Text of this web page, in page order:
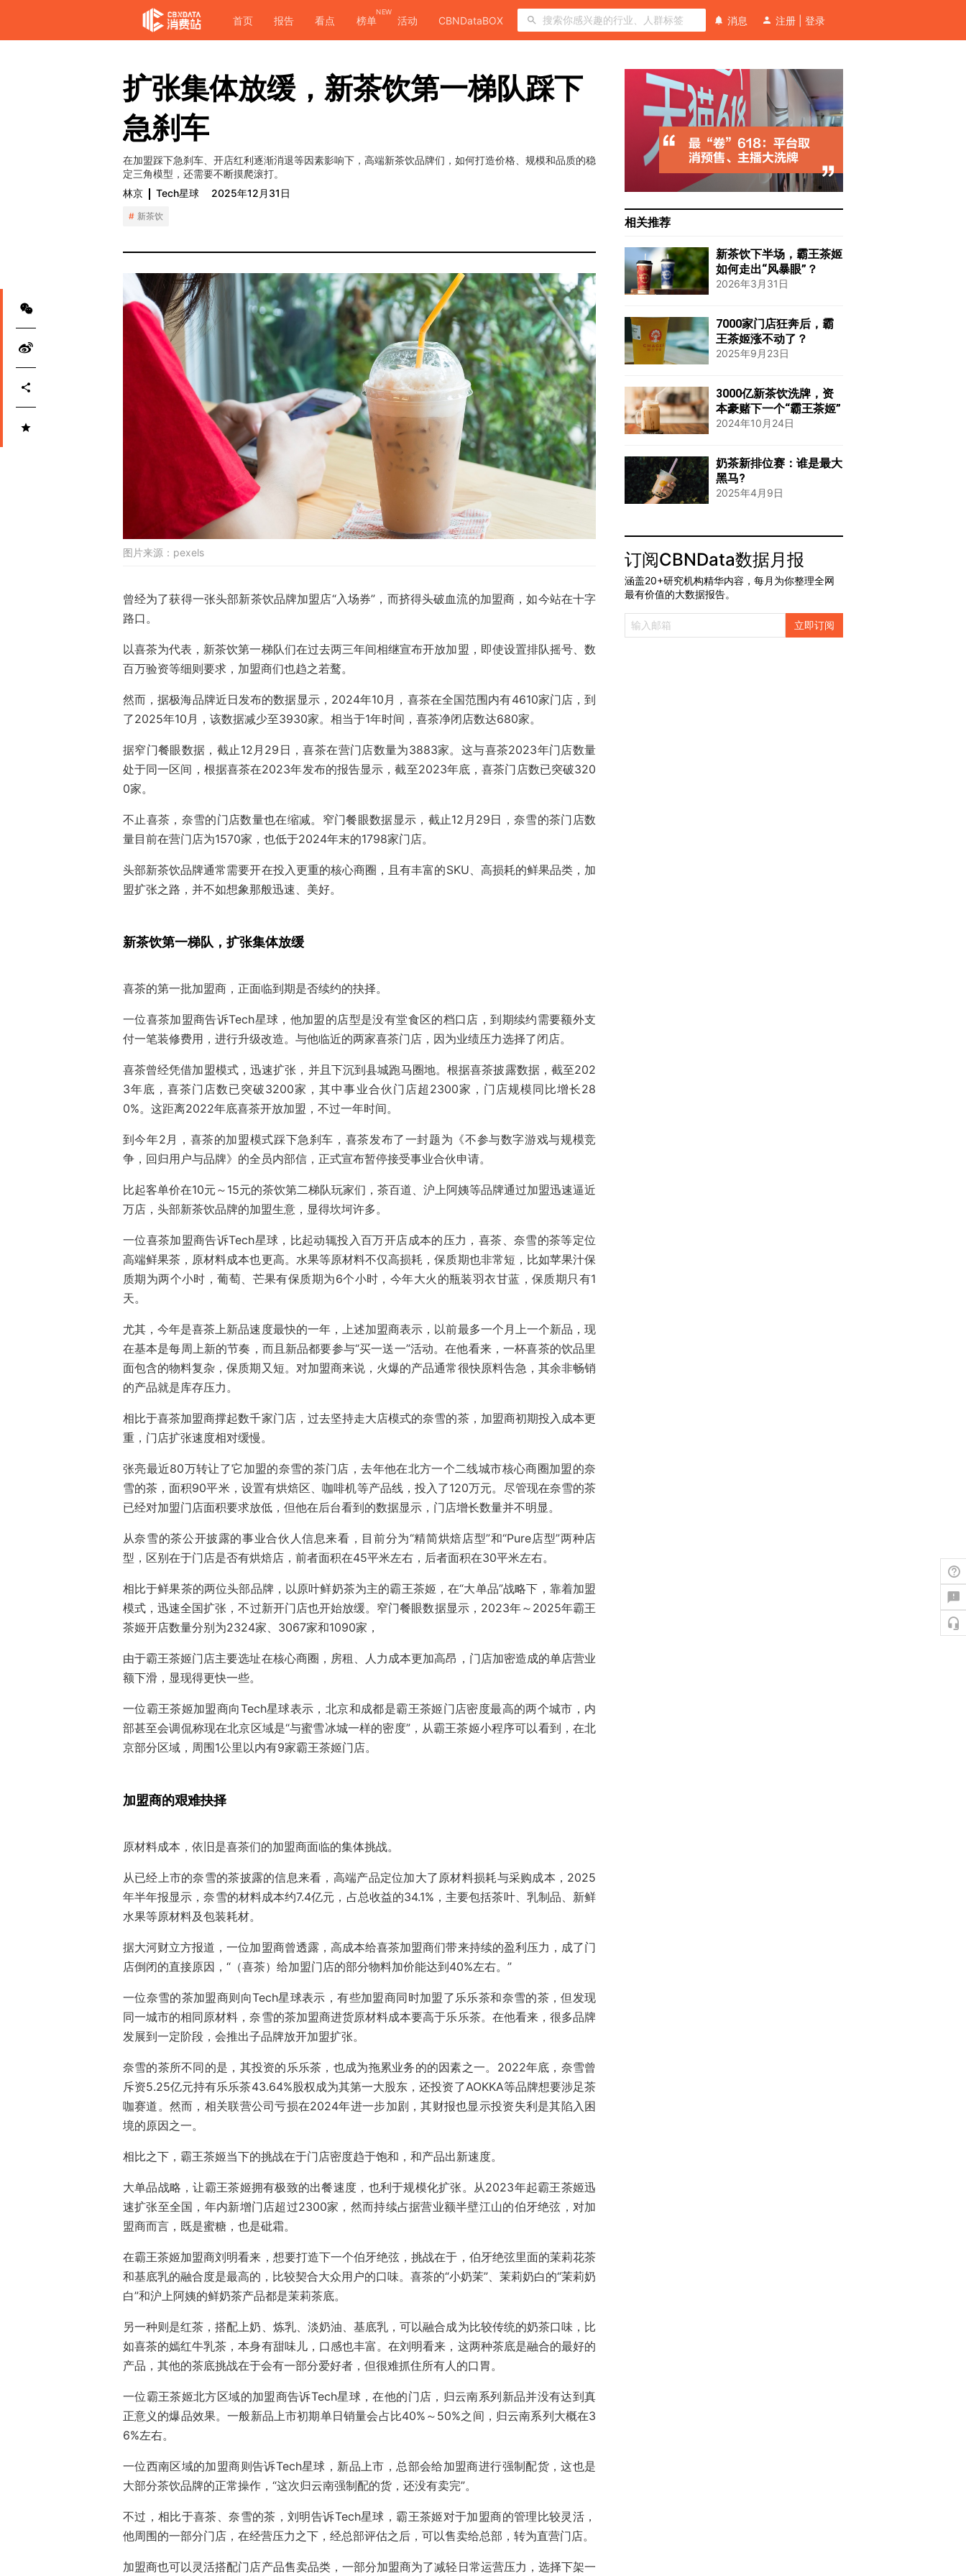
首页 报告 看点 榜单
NEW
活动 CBNDataBOX 消息 注册 登录
扩张集体放缓，新茶饮第一梯队踩下
急刹车
在加盟踩下急刹车、开店红利逐渐消退等因素影响下，高端新茶饮品牌们，如何打造价格、规模和品质的稳
定三角模型，还需要不断摸爬滚打。
林京
Tech星球 2025年12月31日
新茶饮
图片来源： pexels
曾经为了获得一张头部新茶饮品牌加盟店“入场券”，而挤得头破血流的加盟商，如今站在十字
路口。
以喜茶为代表，新茶饮第一梯队们在过去两三年间相继宣布开放加盟，即使设置排队摇号、数
百万验资等细则要求，加盟商们也趋之若鹜。
然而，据极海品牌近日发布的数据显示，2024年10月，喜茶在全国范围内有4610家门店，到
了2025年10月，该数据减少至3930家。相当于1年时间，喜茶净闭店数达680家。
据窄门餐眼数据，截止12月29日，喜茶在营门店数量为3883家。这与喜茶2023年门店数量
处于同一区间，根据喜茶在2023年发布的报告显示，截至2023年底，喜茶门店数已突破320
0家。
不止喜茶，奈雪的门店数量也在缩减。窄门餐眼数据显示，截止12月29日，奈雪的茶门店数
量目前在营门店为1570家，也低于2024年末的1798家门店。
头部新茶饮品牌通常需要开在投入更重的核心商圈，且有丰富的SKU、高损耗的鲜果品类，加
盟扩张之路，并不如想象那般迅速、美好。
新茶饮第一梯队，扩张集体放缓
喜茶的第一批加盟商，正面临到期是否续约的抉择。
一位喜茶加盟商告诉Tech星球，他加盟的店型是没有堂食区的档口店，到期续约需要额外支
付一笔装修费用，进行升级改造。与他临近的两家喜茶门店，因为业绩压力选择了闭店。
喜茶曾经凭借加盟模式，迅速扩张，并且下沉到县城跑马圈地。根据喜茶披露数据，截至202
3年底，喜茶门店数已突破3200家，其中事业合伙门店超2300家，门店规模同比增长28
0%。这距离2022年底喜茶开放加盟，不过一年时间。
到今年2月，喜茶的加盟模式踩下急刹车，喜茶发布了一封题为《不参与数字游戏与规模竞
争，回归用户与品牌》的全员内部信，正式宣布暂停接受事业合伙申请。
比起客单价在10元～15元的茶饮第二梯队玩家们，茶百道、沪上阿姨等品牌通过加盟迅速逼近
万店，头部新茶饮品牌的加盟生意，显得坎坷许多。
一位喜茶加盟商告诉Tech星球，比起动辄投入百万开店成本的压力，喜茶、奈雪的茶等定位
高端鲜果茶，原材料成本也更高。水果等原材料不仅高损耗，保质期也非常短，比如苹果汁保
质期为两个小时，葡萄、芒果有保质期为6个小时，今年大火的瓶装羽衣甘蓝，保质期只有1
天。
尤其，今年是喜茶上新品速度最快的一年，上述加盟商表示，以前最多一个月上一个新品，现
在基本是每周上新的节奏，而且新品都要参与“买一送一”活动。在他看来，一杯喜茶的饮品里
面包含的物料复杂，保质期又短。对加盟商来说，火爆的产品通常很快原料告急，其余非畅销
的产品就是库存压力。
相比于喜茶加盟商撑起数千家门店，过去坚持走大店模式的奈雪的茶，加盟商初期投入成本更
重，门店扩张速度相对缓慢。
张亮最近80万转让了它加盟的奈雪的茶门店，去年他在北方一个二线城市核心商圈加盟的奈
雪的茶，面积90平米，设置有烘焙区、咖啡机等产品线，投入了120万元。尽管现在奈雪的茶
已经对加盟门店面积要求放低，但他在后台看到的数据显示，门店增长数量并不明显。
从奈雪的茶公开披露的事业合伙人信息来看，目前分为“精简烘焙店型”和“Pure店型”两种店
型，区别在于门店是否有烘焙店，前者面积在45平米左右，后者面积在30平米左右。
相比于鲜果茶的两位头部品牌，以原叶鲜奶茶为主的霸王茶姬，在“大单品”战略下，靠着加盟
模式，迅速全国扩张，不过新开门店也开始放缓。窄门餐眼数据显示，2023年～2025年霸王
茶姬开店数量分别为2324家、3067家和1090家，
由于霸王茶姬门店主要选址在核心商圈，房租、人力成本更加高昂，门店加密造成的单店营业
额下滑，显现得更快一些。
一位霸王茶姬加盟商向Tech星球表示，北京和成都是霸王茶姬门店密度最高的两个城市，内
部甚至会调侃称现在北京区域是“与蜜雪冰城一样的密度”，从霸王茶姬小程序可以看到，在北
京部分区域，周围1公里以内有9家霸王茶姬门店。
加盟商的艰难抉择
原材料成本，依旧是喜茶们的加盟商面临的集体挑战。
从已经上市的奈雪的茶披露的信息来看，高端产品定位加大了原材料损耗与采购成本，2025
年半年报显示，奈雪的材料成本约7.4亿元，占总收益的34.1%，主要包括茶叶、乳制品、新鲜
水果等原材料及包装耗材。
据大河财立方报道，一位加盟商曾透露，高成本给喜茶加盟商们带来持续的盈利压力，成了门
店倒闭的直接原因，“（喜茶）给加盟门店的部分物料加价能达到40%左右。”
一位奈雪的茶加盟商则向Tech星球表示，有些加盟商同时加盟了乐乐茶和奈雪的茶，但发现
同一城市的相同原材料，奈雪的茶加盟商进货原材料成本要高于乐乐茶。在他看来，很多品牌
发展到一定阶段，会推出子品牌放开加盟扩张。
奈雪的茶所不同的是，其投资的乐乐茶，也成为拖累业务的的因素之一。2022年底，奈雪曾
斥资5.25亿元持有乐乐茶43.64%股权成为其第一大股东，还投资了AOKKA等品牌想要涉足茶
咖赛道。然而，相关联营公司亏损在2024年进一步加剧，其财报也显示投资失利是其陷入困
境的原因之一。
相比之下，霸王茶姬当下的挑战在于门店密度趋于饱和，和产品出新速度。
大单品战略，让霸王茶姬拥有极致的出餐速度，也利于规模化扩张。从2023年起霸王茶姬迅
速扩张至全国，年内新增门店超过2300家，然而持续占据营业额半壁江山的伯牙绝弦，对加
盟商而言，既是蜜糖，也是砒霜。
在霸王茶姬加盟商刘明看来，想要打造下一个伯牙绝弦，挑战在于，伯牙绝弦里面的茉莉花茶
和基底乳的融合度是最高的，比较契合大众用户的口味。喜茶的“小奶茉”、茉莉奶白的“茉莉奶
白”和沪上阿姨的鲜奶茶产品都是茉莉茶底。
另一种则是红茶，搭配上奶、炼乳、淡奶油、基底乳，可以融合成为比较传统的奶茶口味，比
如喜茶的嫣红牛乳茶，本身有甜味儿，口感也丰富。在刘明看来，这两种茶底是融合的最好的
产品，其他的茶底挑战在于会有一部分爱好者，但很难抓住所有人的口胃。
一位霸王茶姬北方区域的加盟商告诉Tech星球，在他的门店，归云南系列新品并没有达到真
正意义的爆品效果。一般新品上市初期单日销量会占比40%～50%之间，归云南系列大概在3
6%左右。
一位西南区域的加盟商则告诉Tech星球，新品上市，总部会给加盟商进行强制配货，这也是
大部分茶饮品牌的正常操作，“这次归云南强制配的货，还没有卖完”。
不过，相比于喜茶、奈雪的茶，刘明告诉Tech星球，霸王茶姬对于加盟商的管理比较灵活，
他周围的一部分门店，在经营压力之下，经总部评估之后，可以售卖给总部，转为直营门店。
加盟商也可以灵活搭配门店产品售卖品类，一部分加盟商为了减轻日常运营压力，选择下架一
相关推荐
新茶饮下半场，霸王茶姬
如何走出“风暴眼”？
2026年3月31日
7000家门店狂奔后，霸
王茶姬涨不动了？
2025年9月23日
3000亿新茶饮洗牌，资
本豪赌下一个“霸王茶姬”
2024年10月24日
奶茶新排位赛：谁是最大
黑马?
2025年4月9日
订阅CBNData数据月报
涵盖20+研究机构精华内容，每月为你整理全网
最有价值的大数据报告。
立即订阅